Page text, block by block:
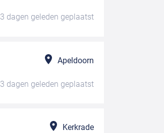
3 dagen geleden geplaatst
Apeldoorn
3 dagen geleden geplaatst
Kerkrade